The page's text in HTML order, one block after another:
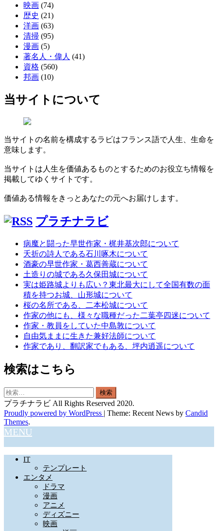
映画 (74)
歴史 (21)
洋画 (63)
清掃 (95)
漫画 (5)
著名人・偉人 (41)
資格 (560)
邦画 (10)
当サイトについて
当サイトの名前を構成するラビはフランス語で人生、生命を
意味します。
当サイトは人生を価値あるものとするためのお役立ち情報を
掲載してゆくサイトです。
価値ある情報をきっとあなたの元へお届けします。
プラチナラビ
病魔と闘った早世作家・梶井基次郎について
夭折の詩人である石川啄木について
酒豪の早世作家・葛西善蔵について
土造りの城である久保田城について
実は姫路城よりも広い？東北最大にして全国有数の面
積を持つお城、山形城について
桜の名所である、二本松城について
作家の他にも、様々な職種だった二葉亭四迷について
作家・教員をしていた中島敦について
自由気ままに生きた兼好法師について
作家であり、翻訳家でもある、坪内逍遥について
検索はこちら
検
索:
プラチナラビ All Rights Reserved 2020.
Proudly powered by WordPress | Theme: Recent News by Candid
Themes.
MENU
IT
テンプレート
エンタメ
ドラマ
漫画
アニメ
ディズニー
映画